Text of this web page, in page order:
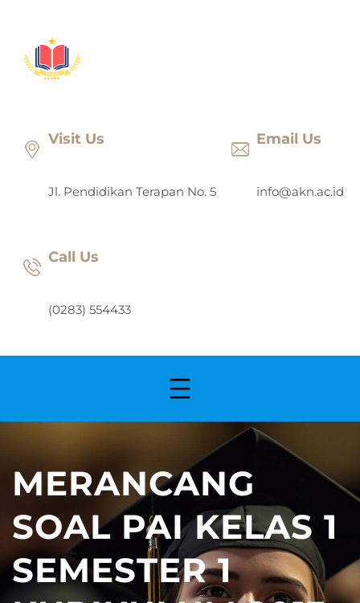
konten
Visit Us
Jl. Pendidikan Terapan No. 5
Email Us
info@akn.ac.id
Call Us
(0283) 554433
MERANCANG
SOAL PAI KELAS 1
SEMESTER 1